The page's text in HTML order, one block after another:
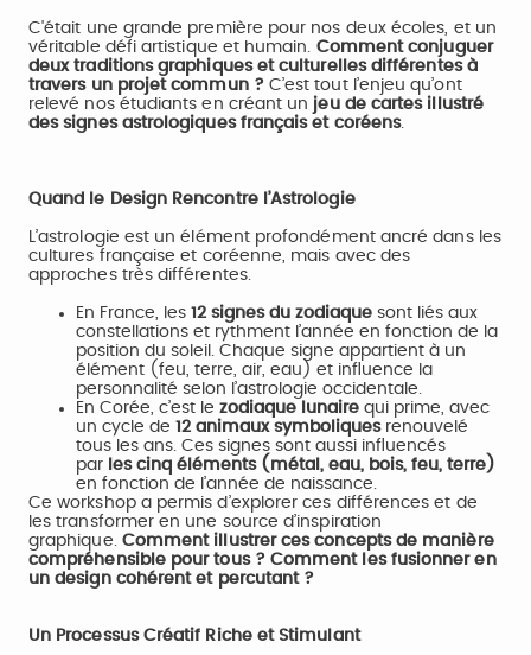
C'était une grande première pour nos deux écoles, et un
véritable défi artistique et humain. Comment conjuguer
deux traditions graphiques et culturelles différentes à
travers un projet commun ? C’est tout l’enjeu qu’ont
relevé nos étudiants en créant un jeu de cartes illustré
des signes astrologiques français et coréens.
Quand le Design Rencontre l’Astrologie
L’astrologie est un élément profondément ancré dans les
cultures française et coréenne, mais avec des
approches très différentes.
En France, les 12 signes du zodiaque sont liés aux
constellations et rythment l’année en fonction de la
position du soleil. Chaque signe appartient à un
élément (feu, terre, air, eau) et influence la
personnalité selon l’astrologie occidentale.
En Corée, c’est le zodiaque lunaire qui prime, avec
un cycle de 12 animaux symboliquesrenouvelé
tous les ans. Ces signes sont aussi influencés
par les cinq éléments (métal, eau, bois, feu, terre)
en fonction de l’année de naissance.
Ce workshop a permis d’explorer ces différences et de
les transformer en une source d’inspiration
graphique. Comment illustrer ces concepts de manière
compréhensible pour tous ? Comment les fusionner en
un design cohérent et percutant ?
Un Processus Créatif Riche et Stimulant